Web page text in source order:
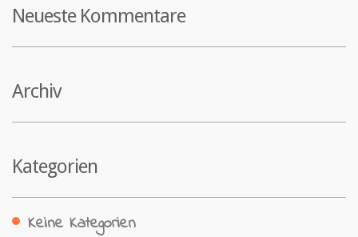
Neueste Kommentare
Archiv
Kategorien
Keine Kategorien